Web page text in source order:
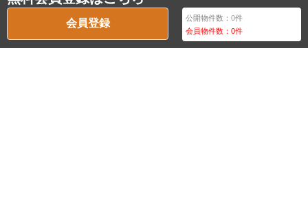
会員登録 公開物件数：0件
会員物件数：0件